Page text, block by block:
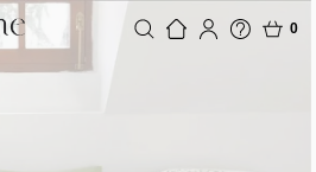
0